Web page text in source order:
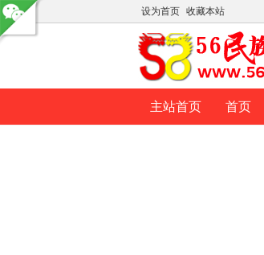
设为首页 收藏本站
主站首页 首页